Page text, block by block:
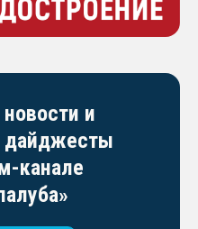
и
канале